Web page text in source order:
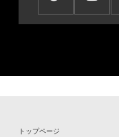
トップページ